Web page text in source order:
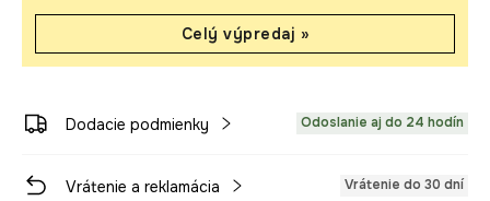
Celý výpredaj »
Dodacie podmienky Odoslanie aj do 24 hodín
Vrátenie a reklamácia Vrátenie do 30 dní